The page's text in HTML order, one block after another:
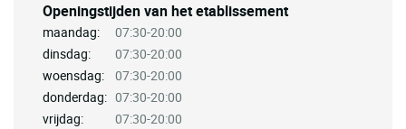
Openingstijden van het etablissement
maandag:
07:30-20:00
dinsdag:
07:30-20:00
woensdag:
07:30-20:00
donderdag: 07:30-20:00
vrijdag:
07:30-20:00